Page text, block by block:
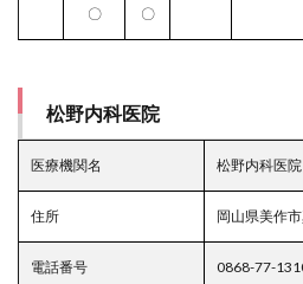
〇 〇
松野内科医院
医療機関名 松野内科医院
住所 岡山県美作
電話番号 0868-77-